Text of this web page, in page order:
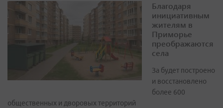
Благодаря
инициативным
жителям в
Приморье
преображаются
села
За будет построено
и восстановлено
более 600
общественных и дворовых территорий